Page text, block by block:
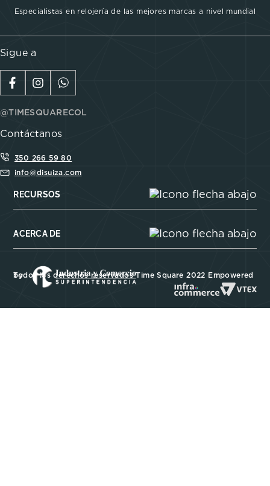
Especialistas en relojería de las mejores marcas a nivel mundial
Sigue a
@TIMESQUARECOL
Contáctanos
350 266 59 80
info@disuiza.com
RECURSOS
ACERCA DE
Todos los derechos reservados Time Square 2022 Empowered by